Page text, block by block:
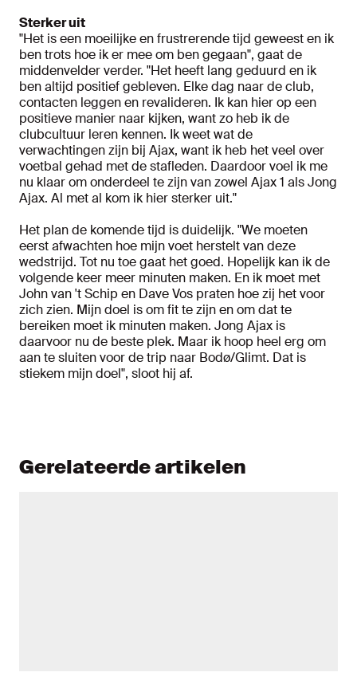
Sterker uit
"Het is een moeilijke en frustrerende tijd geweest en ik
ben trots hoe ik er mee om ben gegaan", gaat de
middenvelder verder. "Het heeft lang geduurd en ik
ben altijd positief gebleven. Elke dag naar de club,
contacten leggen en revalideren. Ik kan hier op een
positieve manier naar kijken, want zo heb ik de
clubcultuur leren kennen. Ik weet wat de
verwachtingen zijn bij Ajax, want ik heb het veel over
voetbal gehad met de stafleden. Daardoor voel ik me
nu klaar om onderdeel te zijn van zowel Ajax 1 als Jong
Ajax. Al met al kom ik hier sterker uit."
Het plan de komende tijd is duidelijk. "We moeten
eerst afwachten hoe mijn voet herstelt van deze
wedstrijd. Tot nu toe gaat het goed. Hopelijk kan ik de
volgende keer meer minuten maken. En ik moet met
John van 't Schip en Dave Vos praten hoe zij het voor
zich zien. Mijn doel is om fit te zijn en om dat te
bereiken moet ik minuten maken. Jong Ajax is
daarvoor nu de beste plek. Maar ik hoop heel erg om
aan te sluiten voor de trip naar Bodø/Glimt. Dat is
stiekem mijn doel", sloot hij af.
Gerelateerde artikelen